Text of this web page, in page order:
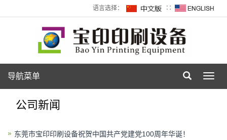
语言选择： ∷
导航菜单
公司新闻
东莞市宝印印刷设备祝贺中国共产党建党100周年华诞！